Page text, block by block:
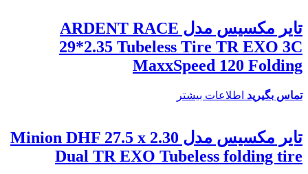
تایر مکسیس مدل ARDENT RACE
29*2.35 Tubeless Tire TR EXO 3C
MaxxSpeed 120 Folding
تماس بگیرید اطلاعات بیشتر
تایر مکسیس مدل Minion DHF 27.5 x 2.30
Dual TR EXO Tubeless folding tire